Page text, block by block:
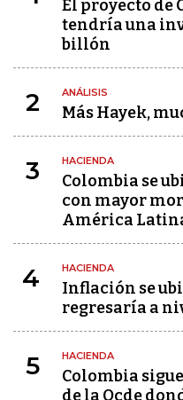
El proyecto de
tendría una
billón
2 ANÁLISIS
Más Hayek,
3 HACIENDA
Colombia se
con mayor
América
4 HACIENDA
Inflación se
regresaría a
5 HACIENDA
Colombia
de la Ocde